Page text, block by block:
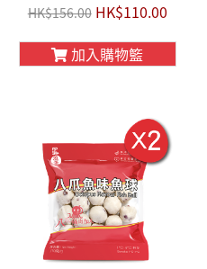
HK$156.00HK$110.00
加入購物籃